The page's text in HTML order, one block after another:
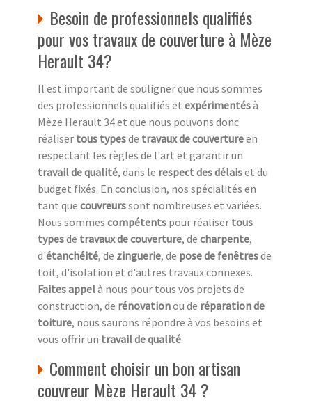
Besoin de professionnels qualifiés
pour vos travaux de couverture à Mèze
Herault 34?
Il est important de souligner que nous sommes
des professionnels qualifiés et expérimentésà
Mèze Herault 34 et que nous pouvons donc
réaliser tous typesde travaux de couvertureen
respectant les règles de l'art et garantir un
travail de qualité, dans le respect des délaiset du
budget fixés. En conclusion, nos spécialités en
tant que couvreurssont nombreuses et variées.
Nous sommes compétents pour réaliser tous
typesde travaux de couverture, de charpente,
d'étanchéité, de zinguerie, de pose de fenêtresde
toit, d'isolation et d'autres travaux connexes.
Faites appelà nous pour tous vos projets de
construction, de rénovationou de réparation de
toiture, nous saurons répondre à vos besoins et
vous offrir un travail de qualité.
Comment choisir un bon artisan
couvreur Mèze Herault 34 ?